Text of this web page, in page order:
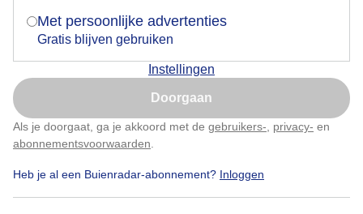
Met persoonlijke advertenties
Gratis blijven gebruiken
Instellingen
Doorgaan
Als je doorgaat, ga je akkoord met de gebruikers- privacy- en
abonnementsvoorwaarden
Heb je al een Buienradar-abonnement? Inloggen
Herfst Mistig Herfstkleuren Beetje mistig
Nu niet, misschien later
Klik hierom dit aan te passen